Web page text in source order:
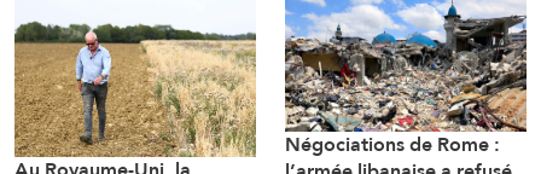
Négociations de Rome :